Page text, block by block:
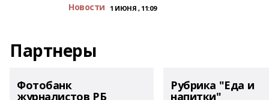
Новости 1 ИЮНЯ , 11:09
Партнеры
Фотобанк
журналистов РБ
Рубрика "Еда и
напитки"